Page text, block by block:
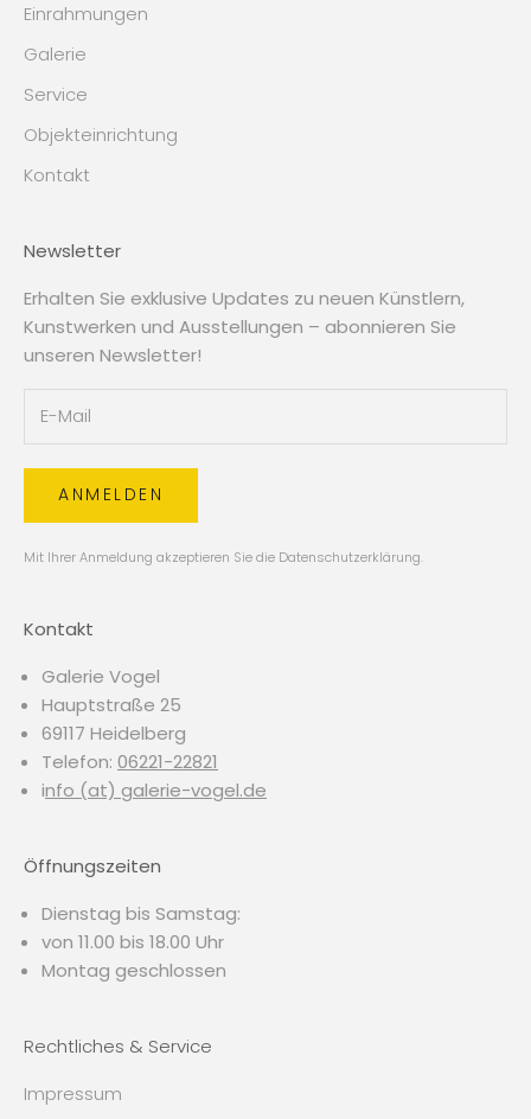
Einrahmungen
Galerie
Service
Objekteinrichtung
Kontakt
Newsletter
Erhalten Sie exklusive Updates zu neuen Künstlern,
Kunstwerken und Ausstellungen – abonnieren Sie
unseren Newsletter!
ANMELDEN
Mit Ihrer Anmeldung akzeptieren Sie die Datenschutzerklärung.
Kontakt
Galerie Vogel
Hauptstraße 25
69117 Heidelberg
Telefon: 06221-22821
info (at) galerie-vogel.de
Öffnungszeiten
Dienstag bis Samstag:
von 11.00 bis 18.00 Uhr
Montag geschlossen
Rechtliches & Service
Impressum